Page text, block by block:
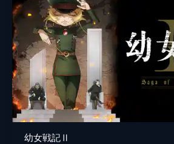
第四話 ジンとユル
「アサを捜し出して両親のもとへ案内させ
る」という目的を密かに左右様と共有するユ
ル。アサの血のにおいを頼りに、ユルと左右
様は捜索を開始する。
第五話 兎と亀
人気のない倉庫街にはジン・ハルオ・アキオ
とツガイたちがいた。術中にはまり囚われて
しまうユルだったが、左右様との独特な信頼
ナギサ
ダンジ
ヤマハ
影森ゴンゾウ
黒谷ハルオ
黒谷アキオ
幼女戦記Ⅱ